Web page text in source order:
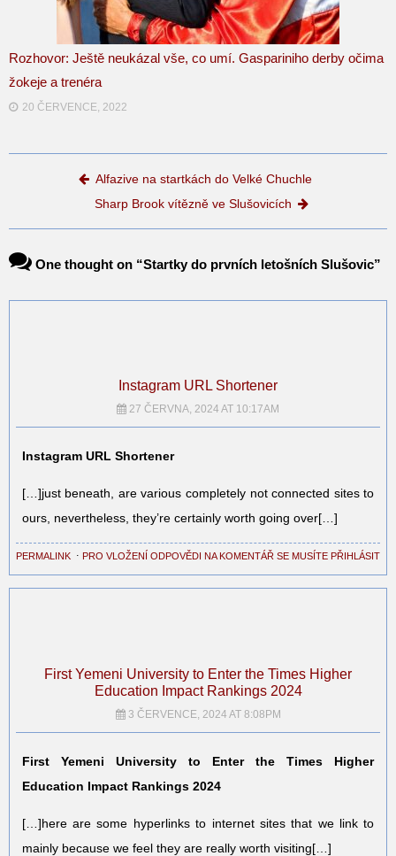
Rozhovor: Ještě neukázal vše, co umí. Gaspariniho derby očima
žokeje a trenéra
20 ČERVENCE, 2022
Post navigation
Alfazive na startkách do Velké Chuchle
Sharp Brook vítězně ve Slušovicích
One thought on “Startky do prvních letošních Slušovic”
Instagram URL Shortener
27 ČERVNA, 2024 AT 10:17AM
Instagram URL Shortener
[…]just beneath, are various completely not connected sites to
ours, nevertheless, they’re certainly worth going over[…]
PERMALINK ⋅ PRO VLOŽENÍ ODPOVĚDI NA KOMENTÁŘ SE MUSÍTE PŘIHLÁSIT
First Yemeni University to Enter the Times Higher
Education Impact Rankings 2024
3 ČERVENCE, 2024 AT 8:08PM
First Yemeni University to Enter the Times Higher
Education Impact Rankings 2024
[…]here are some hyperlinks to internet sites that we link to
mainly because we feel they are really worth visiting[…]